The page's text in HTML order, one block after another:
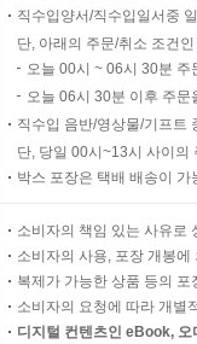
직수입양서/직수입일서중
단, 아래의 주문/취소 조건
오늘 00시 ~ 06시 30분
오늘 06시 30분 이후 주
직수입 음반/영상물/기프트
단, 당일 00시~13시 사이의
박스 포장은 택배 배송이
소비자의 책임 있는 사유로
소비자의 사용, 포장 개봉
복제가 가능한 상품 등의
소비자의 요청에 따라 개별
디지털 컨텐츠인 eBook,